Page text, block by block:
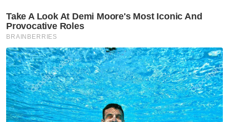
juta
Toner komputer tiruan bernilai lebih RM90,000
dirampas
Menurut Hanafiah, antara komponen utama
projek tersebut ialah pembinaan sungai
tiruan sepanjang lapan hingga sembilan
kilometer (km) dari kawasan Paman ke Tasik
Bungkus, Ibok.